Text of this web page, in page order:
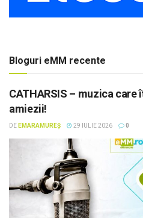
Bloguri eMM recente
CATHARSIS – muzica care
amiezii!
DE EMARAMUREȘ 29 IULIE 2026 0